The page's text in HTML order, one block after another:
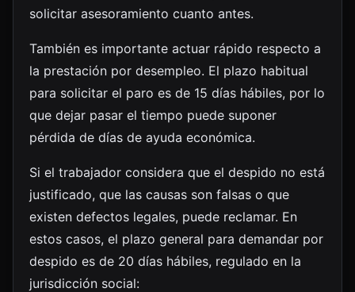
solicitar asesoramiento cuanto antes.
También es importante actuar rápido respecto a
la prestación por desempleo. El plazo habitual
para solicitar el paro es de 15 días hábiles, por lo
que dejar pasar el tiempo puede suponer
pérdida de días de ayuda económica.
Si el trabajador considera que el despido no está
justificado, que las causas son falsas o que
existen defectos legales, puede reclamar. En
estos casos, el plazo general para demandar por
despido es de 20 días hábiles, regulado en la
jurisdicción social: